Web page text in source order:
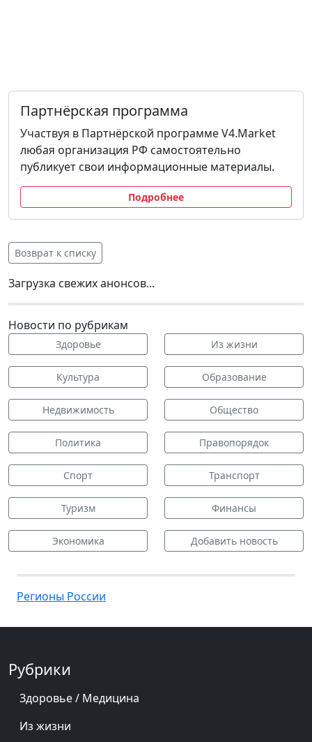
Партнёрская программа
Участвуя в Партнёрской программе V4.Market
любая организация РФ самостоятельно
публикует свои информационные материалы.
Подробнее
Возврат к списку
Загрузка свежих анонсов...
Новости по рубрикам
Здоровье Из жизни
Культура Образование
Недвижимость Общество
Политика Правопорядок
Спорт Транспорт
Туризм Финансы
Экономика Добавить новость
Регионы России
Рубрики
Здоровье / Медицина
Из жизни